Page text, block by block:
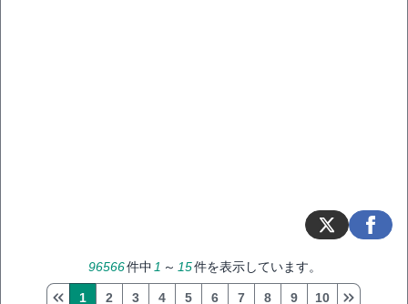
96566件中 1 ～ 15件を表示しています。
1 2 3 4 5 6 7 8 9 10